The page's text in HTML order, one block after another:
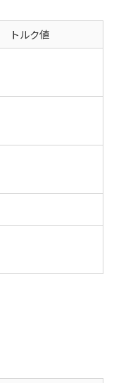
トルク値